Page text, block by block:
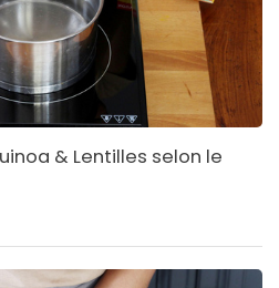
& Lentilles selon le